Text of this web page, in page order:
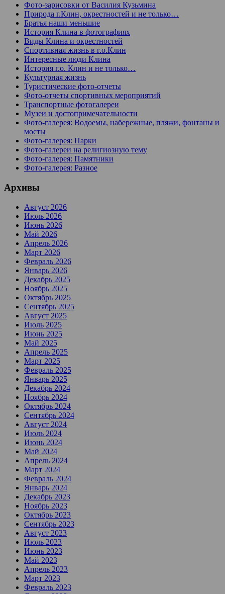
Фото-зарисовки от Василия Кузьмина
Природа г.Клин, окрестностей и не только…
Братья наши меньшие
История Клина в фотографиях
Виды Клина и окрестностей
Спортивная жизнь в г.о.Клин
Интересные люди Клина
История г.о. Клин и не только…
Культурная жизнь
Туристические фото-отчеты
Фото-отчеты спортивных мероприятий
Транспортные фотогалереи
Музеи и достопримечательности
Фото-галерея: Водоемы, набережные, пляжи, фонтаны и
мосты
Фото-галерея: Парки
Фото-галереи на религиозную тему
Фото-галерея: Памятники
Фото-галерея: Разное
Архивы
Август 2026
Июль 2026
Июнь 2026
Май 2026
Апрель 2026
Март 2026
Февраль 2026
Январь 2026
Декабрь 2025
Ноябрь 2025
Октябрь 2025
Сентябрь 2025
Август 2025
Июль 2025
Июнь 2025
Май 2025
Апрель 2025
Март 2025
Февраль 2025
Январь 2025
Декабрь 2024
Ноябрь 2024
Октябрь 2024
Сентябрь 2024
Август 2024
Июль 2024
Июнь 2024
Май 2024
Апрель 2024
Март 2024
Февраль 2024
Январь 2024
Декабрь 2023
Ноябрь 2023
Октябрь 2023
Сентябрь 2023
Август 2023
Июль 2023
Июнь 2023
Май 2023
Апрель 2023
Март 2023
Февраль 2023